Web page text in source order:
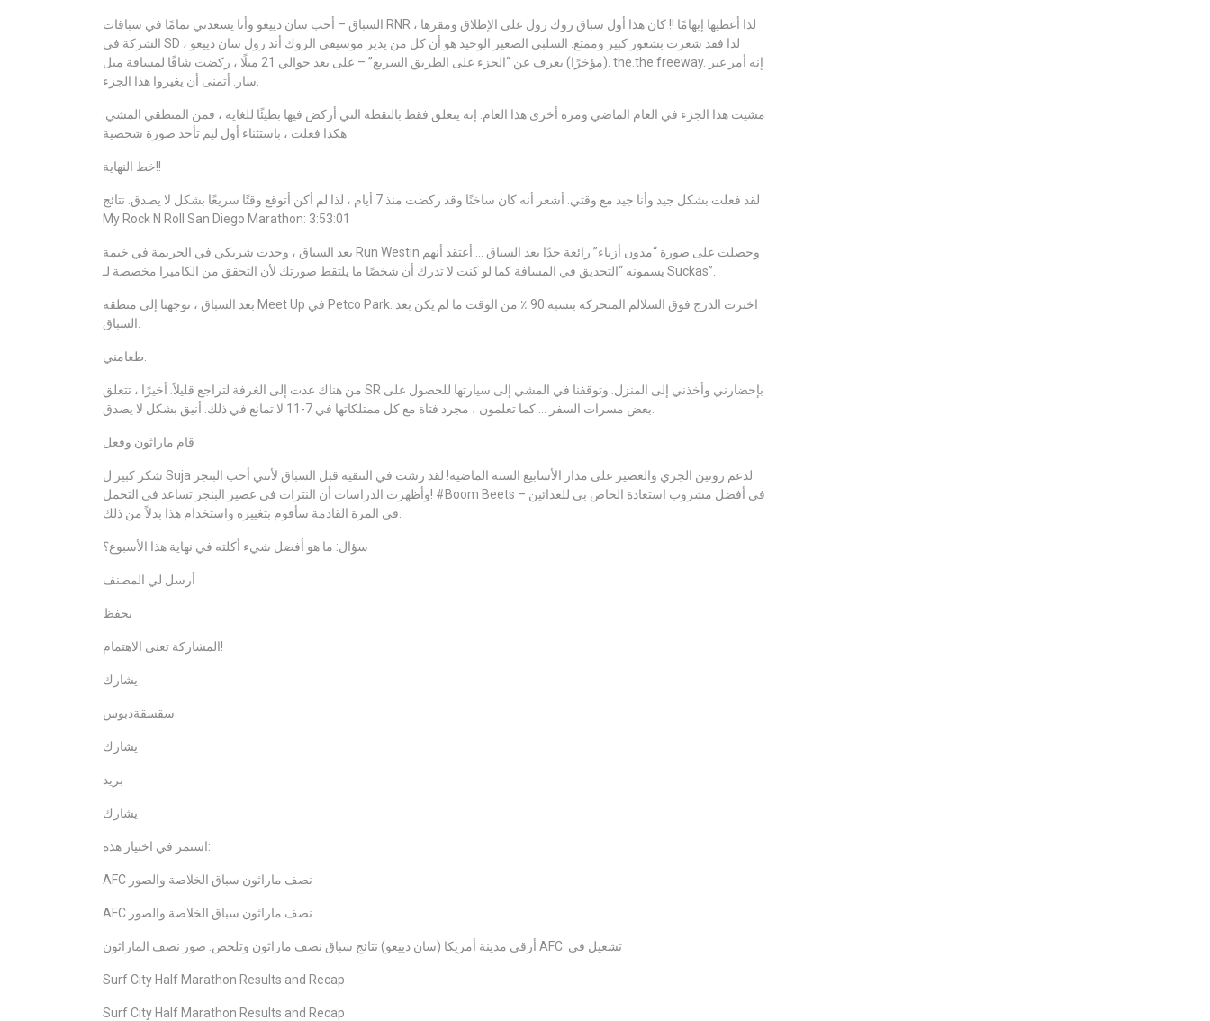
السباق – أحب سان دييغو وأنا يسعدني تمامًا في سباقات RNR ، لذا أعطيها إبهامًا !! كان هذا أول سباق روك رول على الإطلاق ومقرها
الشركة في SD ، لذا فقد شعرت بشعور كبير وممتع. السلبي الصغير الوحيد هو أن كل من يدير موسيقى الروك أند رول سان دييغو
(مؤخرًا) يعرف عن “الجزء على الطريق السريع” – على بعد حوالي 21 ميلًا ، ركضت شاقًا لمسافة ميل. the.the.freeway. إنه أمر غير
مشيت هذا الجزء في العام الماضي ومرة ​​أخرى هذا العام. إنه يتعلق فقط بالنقطة التي أركض فيها بطيئًا للغاية ، فمن المنطقي المشي.
خط النهاية!!
لقد فعلت بشكل جيد وأنا جيد مع وقتي. أشعر أنه كان ساخنًا وقد ركضت منذ 7 أيام ، لذا لم أكن أتوقع وقتًا سريعًا بشكل لا يصدق. نتائج
My Rock N Roll San Diego Marathon: 3:53:01
بعد السباق ، وجدت شريكي في الجريمة في خيمة Run Westin وحصلت على صورة “مدون أزياء” رائعة جدًا بعد السباق … أعتقد أنهم
يسمونه “التحديق في المسافة كما لو كنت لا تدرك أن شخصًا ما يلتقط صورتك لأن التحقق من الكاميرا مخصصة لـ Suckas”.
بعد السباق ، توجهنا إلى منطقة Meet Up في Petco Park. اخترت الدرج فوق السلالم المتحركة بنسبة 90 ٪ من الوقت ما لم يكن بعد
من هناك عدت إلى الغرفة لتراجع قليلاً. أخيرًا ، تتعلق SR بإحضارني وأخذني إلى المنزل. وتوقفنا في المشي إلى سيارتها للحصول على
قام ماراثون وفعل
شكر كبير ل Suja لدعم روتين الجري والعصير على مدار الأسابيع الستة الماضية! لقد رشت في التنقية قبل السباق لأنني أحب البنجر
وأظهرت الدراسات أن النترات في عصير البنجر تساعد في التحمل! #Boom Beets في أفضل مشروب استعادة الخاص بي للعدائين –
سؤال: ما هو أفضل شيء أكلته في نهاية هذا الأسبوع؟
أرسل لي المصنف
يحفظ
المشاركة تعنى الاهتمام!
يشارك
سقسقةدبوس
يشارك
بريد
يشارك
استمر في اختيار هذه:
AFC نصف ماراثون سباق الخلاصة والصور
AFC نصف ماراثون سباق الخلاصة والصور
أرقى مدينة أمريكا (سان دييغو) نتائج سباق نصف ماراثون وتلخص. صور نصف الماراثون AFC. تشغيل في
Surf City Half Marathon Results and Recap
Surf City Half Marathon Results and Recap